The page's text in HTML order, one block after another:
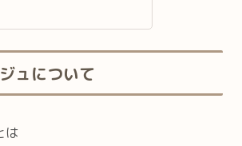
ュについて
は